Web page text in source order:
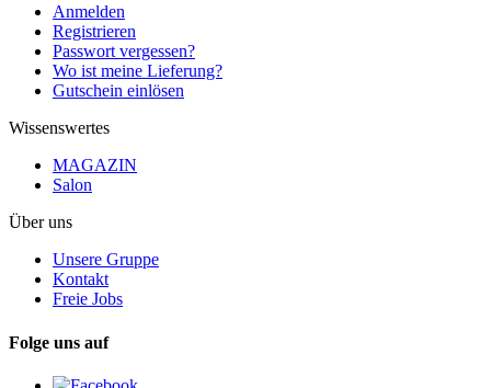
Anmelden
Registrieren
Passwort vergessen?
Wo ist meine Lieferung?
Gutschein einlösen
Wissenswertes
MAGAZIN
Salon
Über uns
Unsere Gruppe
Kontakt
Freie Jobs
Folge uns auf